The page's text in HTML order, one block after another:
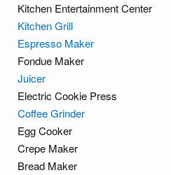
Kitchen Entertainment Center
Kitchen Grill
Espresso Maker
Fondue Maker
Juicer
Electric Cookie Press
Coffee Grinder
Egg Cooker
Crepe Maker
Bread Maker